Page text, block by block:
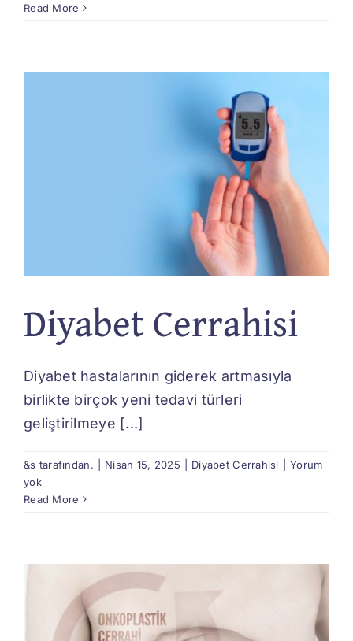
Read More
Diyabet Cerrahisi
Diyabet hastalarının giderek artmasıyla
birlikte birçok yeni tedavi türleri
geliştirilmeye [...]
&s tarafından. Nisan 15, 2025 Diyabet Cerrahisi
Yorum
yok
Read More